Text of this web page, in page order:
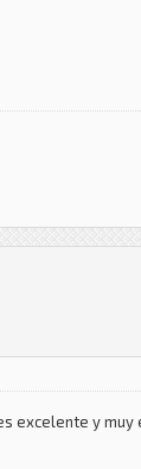
excelente y muy